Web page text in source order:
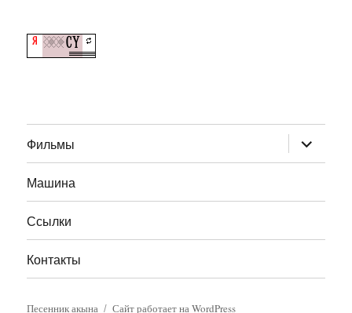
Фильмы дочернее
меню
Машина
Ссылки
Контакты
Песенник акына Сайт работает на WordPress